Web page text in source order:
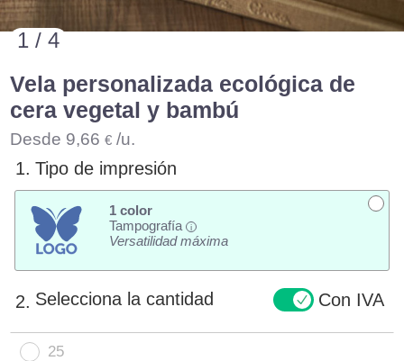
1 / 4
Vela personalizada ecológica de
cera vegetal y bambú
Desde 9,66 € /u.
1. Tipo de impresión
1 color
Tampografía
i
Versatilidad máxima
2. Selecciona la cantidad Con IVA
25